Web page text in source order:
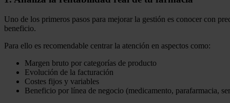
Uno de los primeros pasos para mejorar la gestión es conocer con
beneficio.
Para ello es recomendable centrar la atención en aspectos como:
Margen bruto por categorías de producto
Evolución de la facturación
Costes fijos y variables
Beneficio por línea de negocio (medicamento, parafarmacia,